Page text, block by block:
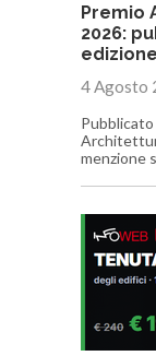
Premio
2026:
edizione
4 Agosto
Pubblicato
menzione